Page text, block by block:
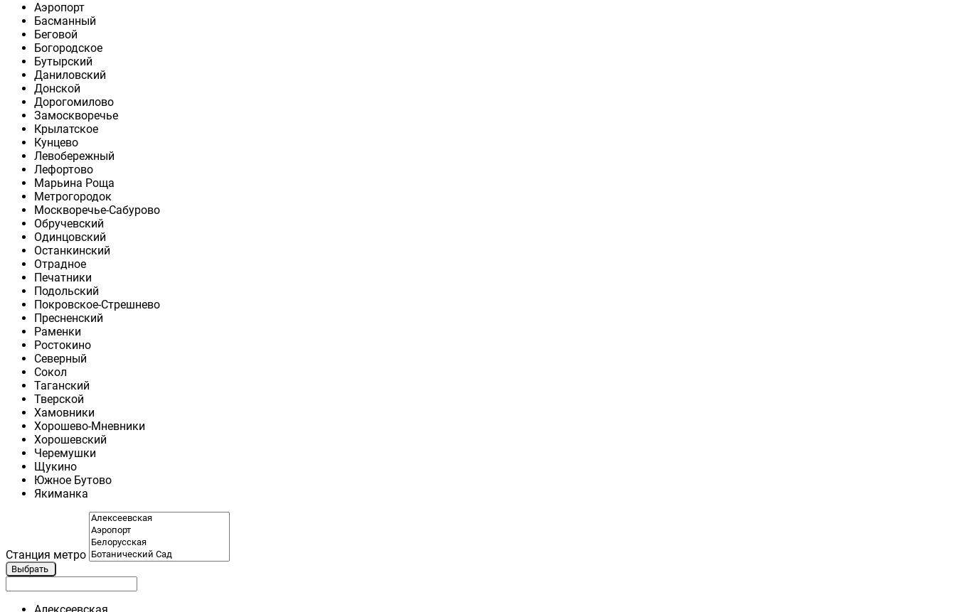
Аэропорт
Басманный
Беговой
Богородское
Бутырский
Даниловский
Донской
Дорогомилово
Замоскворечье
Крылатское
Кунцево
Левобережный
Лефортово
Марьина Роща
Метрогородок
Москворечье-Сабурово
Обручевский
Одинцовский
Останкинский
Отрадное
Печатники
Подольский
Покровское-Стрешнево
Пресненский
Раменки
Ростокино
Северный
Сокол
Таганский
Тверской
Хамовники
Хорошево-Мневники
Хорошевский
Черемушки
Щукино
Южное Бутово
Якиманка
Станция метро
Выбрать